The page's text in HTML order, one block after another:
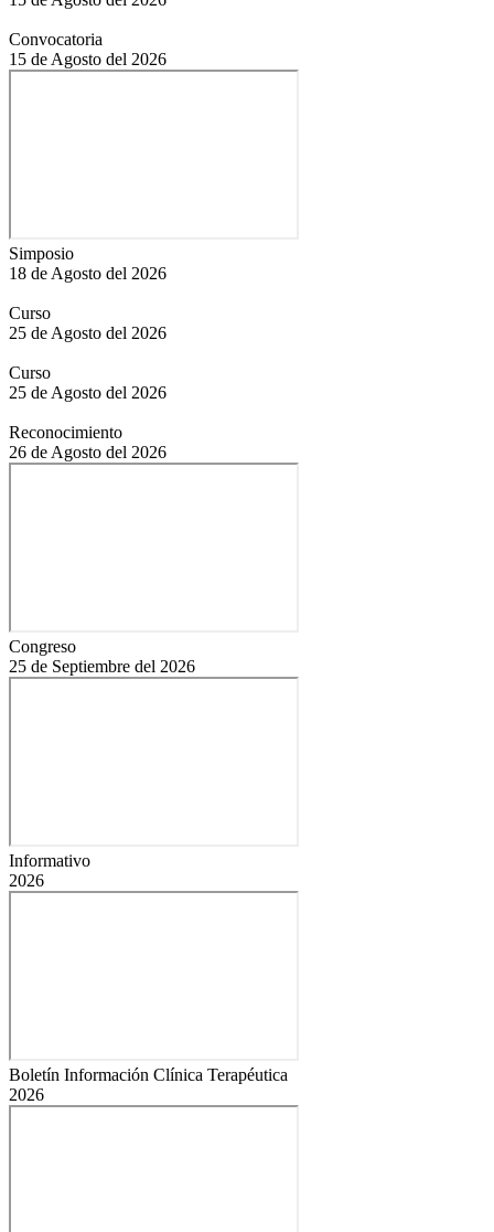
Convocatoria
15 de Agosto del 2026
Simposio
18 de Agosto del 2026
Curso
25 de Agosto del 2026
Curso
25 de Agosto del 2026
Reconocimiento
26 de Agosto del 2026
Congreso
25 de Septiembre del 2026
Informativo
2026
Boletín Información Clínica Terapéutica
2026